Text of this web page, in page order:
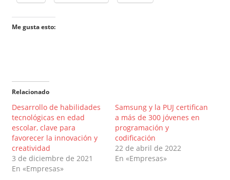
Me gusta esto:
Relacionado
Desarrollo de habilidades
tecnológicas en edad
escolar, clave para
favorecer la innovación y
creatividad
3 de diciembre de 2021
En «Empresas»
Samsung y la PUJ certifican
a más de 300 jóvenes en
programación y
codificación
22 de abril de 2022
En «Empresas»